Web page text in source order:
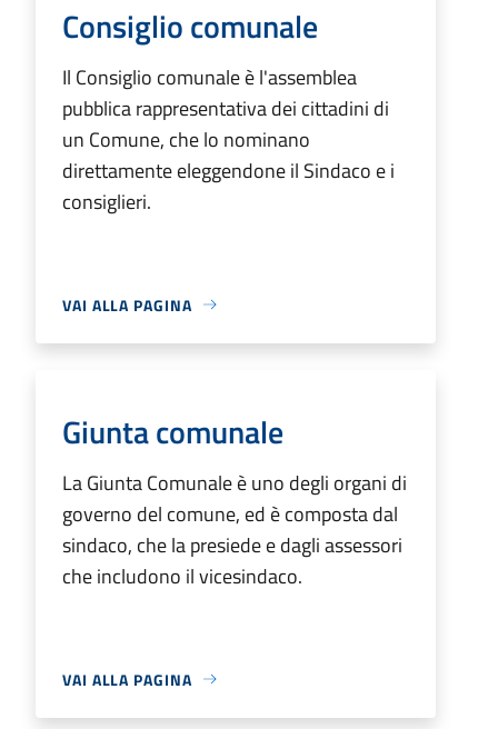
Consiglio comunale
Il Consiglio comunale è l'assemblea
pubblica rappresentativa dei cittadini di
un Comune, che lo nominano
direttamente eleggendone il Sindaco e i
consiglieri.
VAI ALLA PAGINA
Giunta comunale
La Giunta Comunale è uno degli organi di
governo del comune, ed è composta dal
sindaco, che la presiede e dagli assessori
che includono il vicesindaco.
VAI ALLA PAGINA